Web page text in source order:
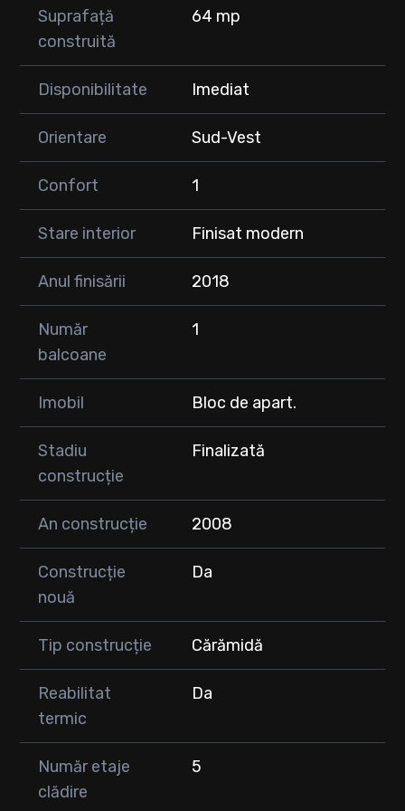
Suprafață
construită
64 mp
Disponibilitate Imediat
Orientare Sud-Vest
Confort 1
Stare interior Finisat modern
Anul finisării 2018
Număr
balcoane
1
Imobil Bloc de apart.
Stadiu
construcție
Finalizată
An construcție 2008
Construcție
nouă
Da
Tip construcție Cărămidă
Reabilitat
termic
Da
Număr etaje
clădire
5